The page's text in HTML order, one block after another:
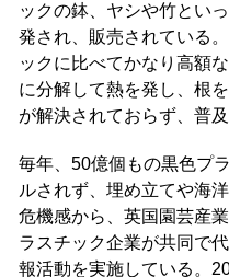
ックの鉢、ヤシや竹とい
発され、販売されている
ックに比べてかなり高額
に分解して熱を発し、根
が解決されておらず、普
毎年、50億個もの黒色プ
ルされず、埋め立てや海
危機感から、英国園芸産
ラスチック企業が共同で
報活動を実施している。